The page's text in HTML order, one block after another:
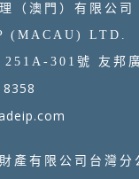
（澳門）有限公司
(MACAU) LTD.
251A-301號 友邦
產有限公司台灣分